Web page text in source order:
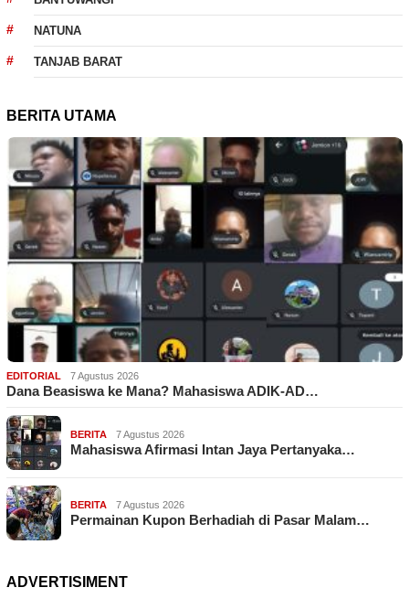
NATUNA
TANJAB BARAT
BERITA UTAMA
EDITORIAL 7 Agustus 2026
Dana Beasiswa ke Mana? Mahasiswa ADIK-AD…
BERITA 7 Agustus 2026
Mahasiswa Afirmasi Intan Jaya Pertanyaka…
BERITA 7 Agustus 2026
Permainan Kupon Berhadiah di Pasar Malam…
ADVERTISIMENT